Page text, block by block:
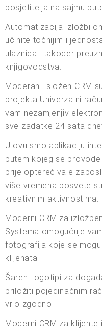
posjetitelja na sajmu
Automatizacija izložbi
učinite točnijim i
ulaznica i također
knjigovodstva.
Moderan i složen CRM
projekta Univerzalni
vam nezamjenjiv
sve zadatke 24 sata
U ovu smo aplikaciju
putem kojeg se
prije opterećivale
više vremena posvete
kreativnim aktivnostima.
Moderni CRM za
Systema omogućuje
fotografija koje se
klijenata.
Šareni logotipi za
priložiti pojedinačnim
vrlo zgodno.
Moderni CRM za